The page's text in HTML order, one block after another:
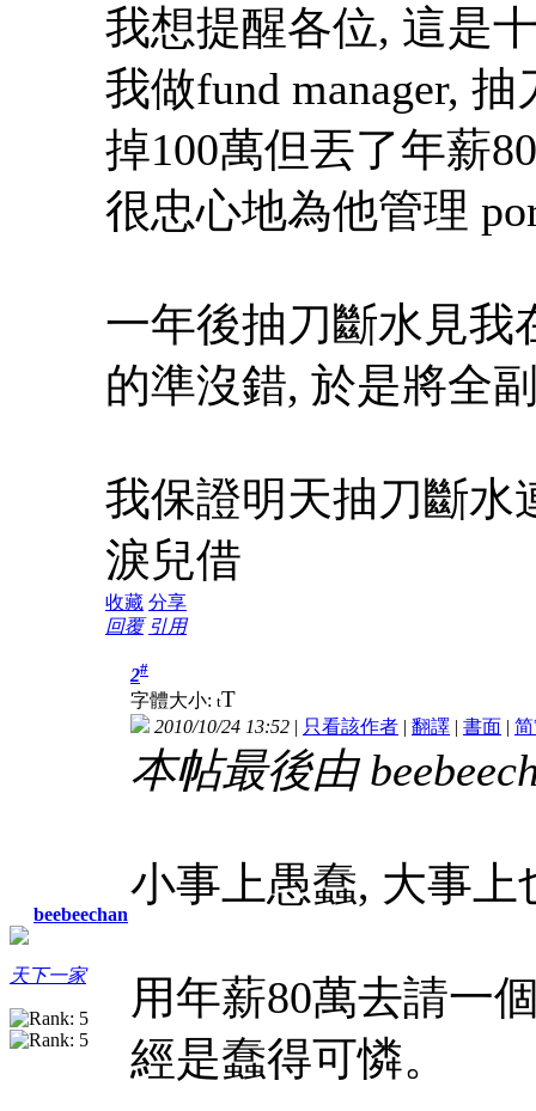
我想提醒各位, 這是
我做fund manager,
掉100萬但丟了年薪
很忠心地為他管理
一年後抽刀斷水見我
的準沒錯, 於是將全
我保證明天抽刀斷水
淚兒借
收藏 分享
回覆 引用
beebeechan
天下一家
2#
字體大小: tT
2010/10/24 13:52 | 只看該作者 | 翻譯 | 書面 | 简
本帖最後由
小事上愚蠢, 大事上
用年薪80萬去請一
經是蠢得可憐。